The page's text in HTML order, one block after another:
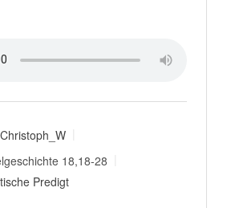
Christoph_W
18,18-28
Predigt